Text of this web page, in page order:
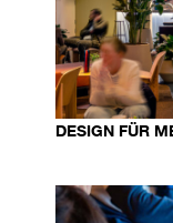
DESIGN FÜR